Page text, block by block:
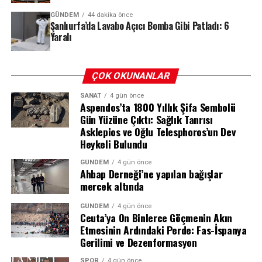
“Ağır hakaretlere maruz kaldım. Bıçaklayarak Agop
Değirmencioğlu’nu öldürdüm” dediği öğrenildi. İki komşu
arasındaki kira anlaşmazlığının, kanlı bir cinayete
dönüşmesi olayın vahametini bir kez daha gözler önüne
Mehmet Şerif Tayık, emniyetteki işlemlerinin ardından
adliyeye sevk edildi. Çıkarıldığı mahkemece tutuklanarak
cezaevine gönderildi. Cinayete ilişkin soruşturma devam
REKLAM
REKLAM
Patlama Anı
içerisine kimyasal sıvı açıcı döktü. Ancak bu sıvı
maddenin üzerine sıcak su dökülmesi, beklenmedik ve
şiddetli bir kimyasal reaksiyona yol açtı. Ortaya çıkan
basınç ve ısı, maddenin patlamasına neden oldu.
Patlamanın etkisiyle çevrede bulunan 3 tesisatçı ve 3
market çalışanı yaralandı.
Yaralılar Hastaneye Kaldırıldı
oluşan 6 kişi, olay yerine sevk edilen sağlık ekipleri
tarafından ambulansla Şanlıurfa kent merkezindeki
hastanelere kaldırıldı. Yaralıların sağlık durumlarına
ilişkin henüz resmi bir açıklama yapılmazken,
GÜNDEM 44 dakika önce
Şanlıurfa’da Lavabo Açıcı Bomba Gibi Patladı: 6
Yaralı
ÇOK OKUNANLAR
SANAT 4 gün önce
Aspendos’ta 1800 Yıllık Şifa Sembolü
Gün Yüzüne Çıktı: Sağlık Tanrısı
Asklepios ve Oğlu Telesphoros’un Dev
Heykeli Bulundu
GÜNDEM 4 gün önce
Ahbap Derneği’ne yapılan bağışlar
mercek altında
GÜNDEM 4 gün önce
Ceuta’ya On Binlerce Göçmenin Akın
Etmesinin Ardındaki Perde: Fas-İspanya
Gerilimi ve Dezenformasyon
SPOR 4 gün önce